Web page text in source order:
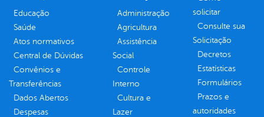
Educação
Saúde
Atos normativos
Central de Dúvidas
Convênios e
Transferências
Dados Abertos
Despesas
Administração
Agricultura
Assistência
Social
Controle
Interno
Cultura e
Lazer
solicitar
Consulte sua
Solicitação
Decretos
Estatísticas
Formulários
Prazos e
autoridades